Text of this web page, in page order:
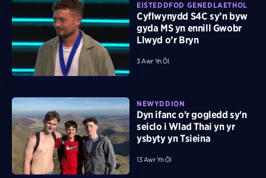
EISTEDDFOD GENEDLAETHOL
Cyflwynydd S4C sy’n byw
gyda MS yn ennill Gwobr
Llwyd o’r Bryn
3 Awr Yn Ôl
NEWYDDION
Dyn ifanc o'r gogledd sy'n
seiclo i Wlad Thai yn yr
ysbyty yn Tsieina
13 Awr Yn Ôl